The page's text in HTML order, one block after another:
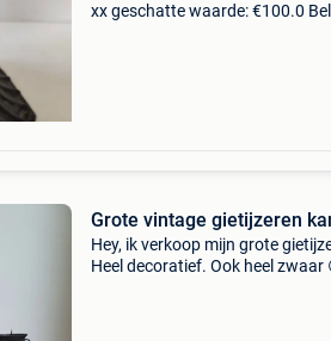
xx geschatte waarde: €100.0
Grote vintage gietijzeren
Hey, ik verkoop mijn grote
Heel decoratief. Ook heel